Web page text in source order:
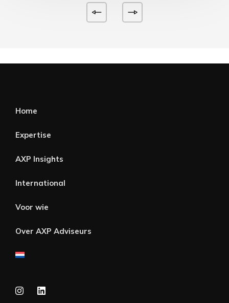
Home
Expertise
AXP Insights
International
Voor wie
Over AXP Adviseurs